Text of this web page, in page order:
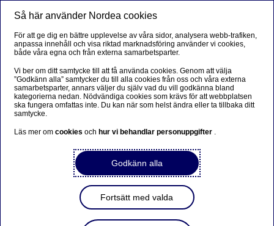
Så här använder Nordea cookies
För att ge dig en bättre upplevelse av våra sidor, analysera webb-trafiken,
anpassa innehåll och visa riktad marknadsföring använder vi cookies,
både våra egna och från externa samarbetsparter.
Vi ber om ditt samtycke till att få använda cookies. Genom att välja
”Godkänn alla” samtycker du till alla cookies från oss och våra externa
samarbetsparter, annars väljer du själv vad du vill godkänna bland
kategorierna nedan. Nödvändiga cookies som krävs för att webbplatsen
ska fungera omfattas inte. Du kan när som helst ändra eller ta tillbaka ditt
samtycke.
Läs mer omcookiesoch hur vi behandlar personuppgifter .
Godkänn alla
Fortsätt med valda